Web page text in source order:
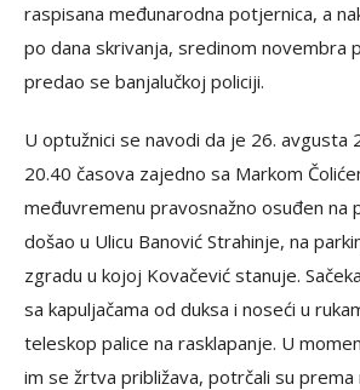
raspisana međunarodna potjernica, a
po dana skrivanja, sredinom novembra
predao se banjalučkoj policiji.
U optužnici se navodi da je 26. avgusta
20.40 časova zajedno sa Markom
međuvremenu pravosnažno osuđen na
došao u Ulicu Banović Strahinje, na
zgradu u kojoj Kovačević stanuje.
sa kapuljačama od duksa i noseći u
teleskop palice na rasklapanje. U
im se žrtva približava, potrčali su prema